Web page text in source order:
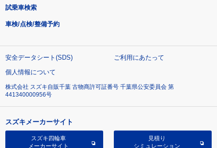
試乗車検索
車検/点検/整備予約
安全データシート(SDS)
ご利用にあたって
個人情報について
株式会社 スズキ自販千葉 古物商許可証番号 千葉県公安委員会 第
441340000956号
スズキメーカーサイト
スズキ四輪車
メーカーサイト
見積り
シミュレーション